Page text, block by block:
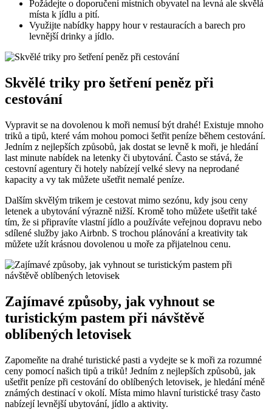
Požádejte o doporučení místních obyvatel ‍na levná ale skvělá
místa ‍k jídlu a pití.
Využijte‍ nabídky happy hour v ‌restauracích a barech pro
levnější drinky a jídlo.
Skvělé triky pro šetření peněz‌ při
cestování
Vypravit se na dovolenou⁤ k moři nemusí⁢ být drahé! ⁤Existuje mnoho
triků a tipů, které vám mohou pomoci šetřit peníze během cestování.
Jedním⁣ z nejlepších způsobů, jak dostat se levně k ⁣moři, je⁢ hledání
last minute nabídek na letenky či ubytování. Často se⁢ stává,⁣ že
cestovní agentury či hotely​ nabízejí velké slevy na ⁣neprodané
kapacity a ‌vy tak můžete ušetřit nemalé ‌peníze.
Dalším skvělým ⁤trikem je cestovat mimo sezónu, kdy jsou ceny
⁢letenek a ubytování výrazně nižší. Kromě toho můžete ušetřit také
tím, že ‍si připravíte vlastní jídlo a používáte veřejnou dopravu ‌nebo⁤
sdílené služby jako‌ Airbnb. ⁣S trochou plánování a‍ kreativity tak
můžete‍ užít krásnou ⁢dovolenou u⁤ moře za⁤ přijatelnou cenu.
Zajímavé způsoby,⁢ jak​ vyhnout se
turistickým pastem při ⁤návštěvě
oblíbených letovisek
Zapomeňte na ‌drahé turistické pasti a vydejte se ‍k moři za rozumné
‍ceny pomocí našich tipů a triků! Jedním z nejlepších způsobů, jak
ušetřit peníze při cestování do oblíbených letovisek,‌ je hledání méně ​
známých destinací ⁣v okolí. Místa mimo hlavní turistické trasy‍ často
nabízejí levnější ubytování, jídlo a aktivity.